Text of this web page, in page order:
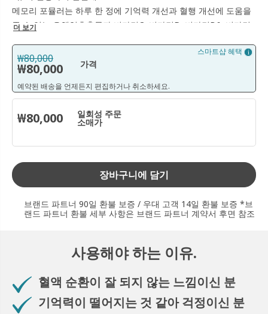
메모리 포뮬러는 하루 한 정에 기억력 개선과 혈행 개선에 도움을
줄 수 있는 은행잎추출물과 비타민C, 비타민D, 비타민B6, 비타민
길 수 있는 다중 기능성 제품입니다.
니오라 연구진이 엄선한 부원료인 커피빈추출물분말이 함유되어
있습니다.
두뇌와 혈행 건강이 걱정이신가요?
그렇다면 니오라 메모리 포뮬러 하루 한 알로 관리해주세요.
*본 제품은 질병의 예방 및 치료를 위한 의약품이 아닙니다.
더 보기
₩80,000
₩80,000 가격
예약된 배송을 언제든지 편집하거나 취소하세요.
스마트샵 혜택
₩80,000 일회성 주문
소매가
장바구니에 담기
브랜드 파트너 90일 환불 보증 / 우대 고객 14일 환불 보증 *브
랜드 파트너 환불 세부 사항은 브랜드 파트너 계약서 후면 참조
사용해야 하는 이유.
혈액 순환이 잘 되지 않는 느낌이신 분
기억력이 떨어지는 것 같아 걱정이신 분